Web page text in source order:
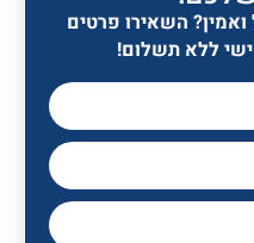
השאירו פרטים
ללא תשלום!